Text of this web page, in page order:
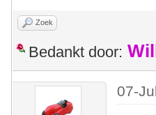
Zoek
Bedankt door:
07-